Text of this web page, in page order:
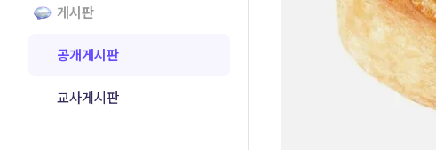
게시판
공개게시판
교사게시판